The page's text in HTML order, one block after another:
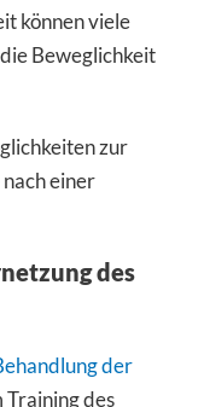
können viele
Beweglichkeit
zur
einer
des
der
Training des